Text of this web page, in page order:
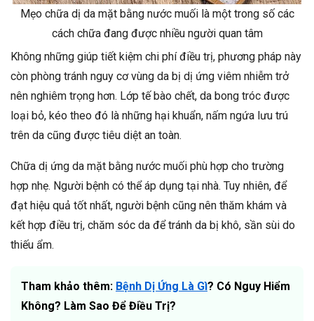
Mẹo chữa dị da mặt bằng nước muối là một trong số các
cách chữa đang được nhiều người quan tâm
Không những giúp tiết kiệm chi phí điều trị, phương pháp này
còn phòng tránh nguy cơ vùng da bị dị ứng viêm nhiễm trở
nên nghiêm trọng hơn. Lớp tế bào chết, da bong tróc được
loại bỏ, kéo theo đó là những hại khuẩn, nấm ngứa lưu trú
trên da cũng được tiêu diệt an toàn.
Chữa dị ứng da mặt bằng nước muối phù hợp cho trường
hợp nhẹ. Người bệnh có thể áp dụng tại nhà. Tuy nhiên, để
đạt hiệu quả tốt nhất, người bệnh cũng nên thăm khám và
kết hợp điều trị, chăm sóc da để tránh da bị khô, sần sùi do
thiếu ẩm.
Tham khảo thêm: Bệnh Dị Ứng Là Gì? Có Nguy Hiểm
Không? Làm Sao Để Điều Trị?